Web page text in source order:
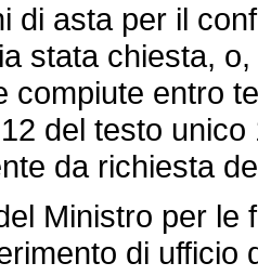
asta per il
stata chiesta,
compiute entro
del testo
da richiesta
Ministro per le
di ufficio